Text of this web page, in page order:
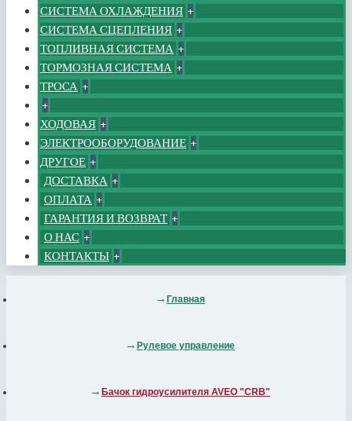
СИСТЕМА ОХЛАЖДЕНИЯ +
СИСТЕМА СЦЕПЛЕНИЯ +
ТОПЛИВНАЯ СИСТЕМА +
ТОРМОЗНАЯ СИСТЕМА +
ТРОСА +
+
ХОДОВАЯ +
ЭЛЕКТРООБОРУДОВАНИЕ +
ДРУГОЕ +
ДОСТАВКА +
ОПЛАТА +
ГАРАНТИЯ И ВОЗВРАТ +
О НАС +
КОНТАКТЫ +
Главная
Рулевое управление
Бачок гидроусилителя AVEO "CRB"